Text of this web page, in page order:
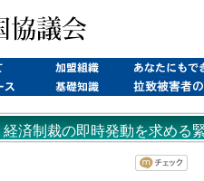
経済制裁の即時発動を求める